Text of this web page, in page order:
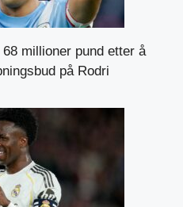
millioner pund etter å
på Rodri